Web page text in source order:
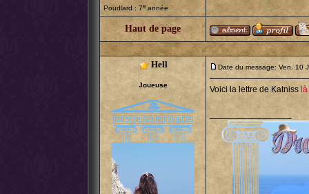
Poudlard : 7e année
Haut de page
Hell
Joueuse
Date du message: Ven. 10
Voici la lettre de Katniss là